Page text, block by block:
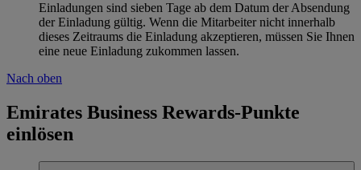
Einladungen sind sieben Tage ab dem Datum der Absendung
der Einladung gültig. Wenn die Mitarbeiter nicht innerhalb
dieses Zeitraums die Einladung akzeptieren, müssen Sie Ihnen
eine neue Einladung zukommen lassen.
Nach oben
Emirates Business Rewards-Punkte
einlösen